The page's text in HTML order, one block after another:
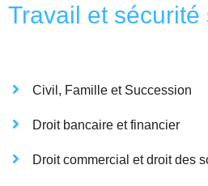
Travail et sécurité
Civil, Famille et Succession
Droit bancaire et financier
Droit commercial et droit des